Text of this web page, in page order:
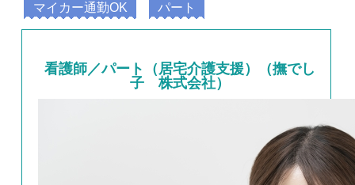
マイカー通勤OK パート
看護師／パート（居宅介護支援）（撫でし
子 株式会社）